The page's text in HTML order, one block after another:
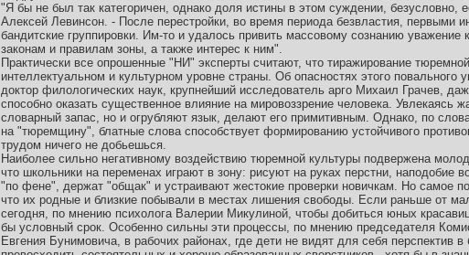
"Я бы не был так категоричен, однако доля истины в этом суждении, безусловно,
Алексей Левинсон. - После перестройки, во время периода безвластия, первыми
бандитские группировки. Им-то и удалось привить массовому сознанию
законам и правилам зоны, а также интерес к ним".
Практически все опрошенные "НИ" эксперты считают, что тиражирование
интеллектуальном и культурном уровне страны. Об опасностях этого повального
доктор филологических наук, крупнейший исследователь арго Михаил Грачев,
способно оказать существенное влияние на мировоззрение человека. Увлекаясь
словарный запас, но и огрубляют язык, делают его примитивным. Однако, по
на "тюремщину", блатные слова способствует формированию устойчивого
трудом ничего не добьешься.
Наиболее сильно негативному воздействию тюремной культуры подвержена
что школьники на переменах играют в зону: рисуют на руках перстни, наподобие
"по фене", держат "общак" и устраивают жестокие проверки новичкам. Но самое
что их родные и близкие побывали в местах лишения свободы. Если раньше от
сегодня, по мнению психолога Валерии Микулиной, чтобы добиться юных
бы условный срок. Особенно сильны эти процессы, по мнению председателя
Евгения Бунимовича, в рабочих районах, где дети не видят для себя перспектив